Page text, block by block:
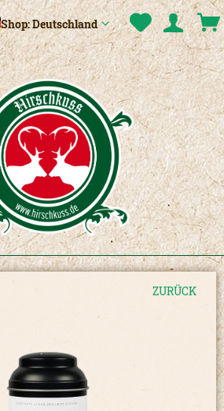
Shop: Deutschland
ZURÜCK